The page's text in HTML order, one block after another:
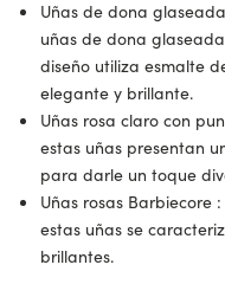
Uñas de dona
uñas de dona
diseño utiliza esmalte
elegante y brillante.
Uñas rosa claro con
estas uñas presentan
para darle un toque
Uñas rosas Barbiecore
estas uñas se
brillantes.